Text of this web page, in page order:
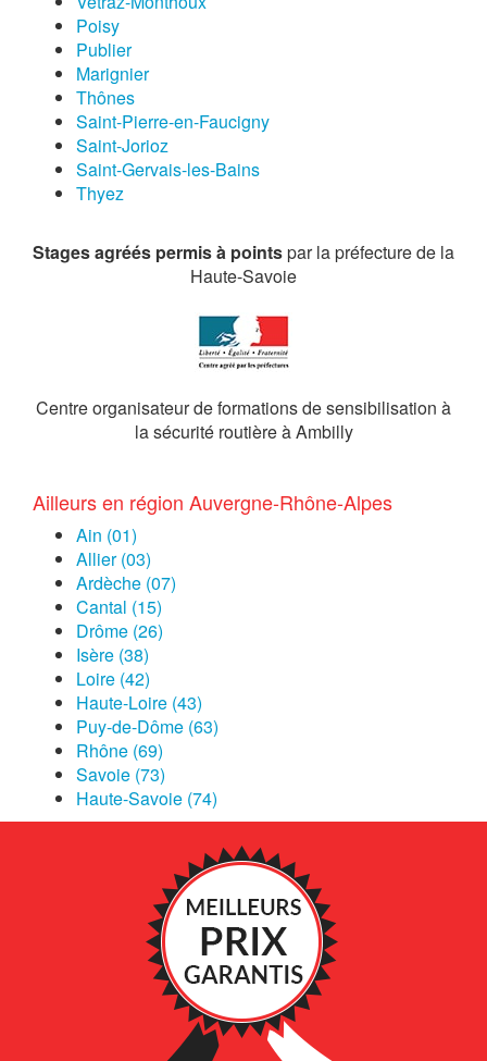
Poisy
Publier
Marignier
Thônes
Saint-Pierre-en-Faucigny
Saint-Jorioz
Saint-Gervais-les-Bains
Thyez
Stages agréés permis à pointspar la préfecture de la
Haute-Savoie
Centre organisateur de formations de sensibilisation à
la sécurité routière à Ambilly
Ailleurs en région Auvergne-Rhône-Alpes
Ain (01)
Allier (03)
Ardèche (07)
Cantal (15)
Drôme (26)
Isère (38)
Loire (42)
Haute-Loire (43)
Puy-de-Dôme (63)
Rhône (69)
Savoie (73)
Haute-Savoie (74)